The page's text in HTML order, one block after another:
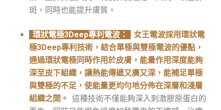
斑，同時也能提升膚質。
環狀電極3Deep專利電波：
女王電波採用環狀電
極3Deep專利技術，結合單極與雙極電波的優點，
通過環狀電極同時作用於皮膚，能量作用深度能夠
深至皮下組織，讓熱能傳遞又廣又深，能補足單極
與雙極的不足，使能量更均勻地分佈在深層和淺層
組織之間。
這種技術不僅能夠深入刺激膠原蛋白的